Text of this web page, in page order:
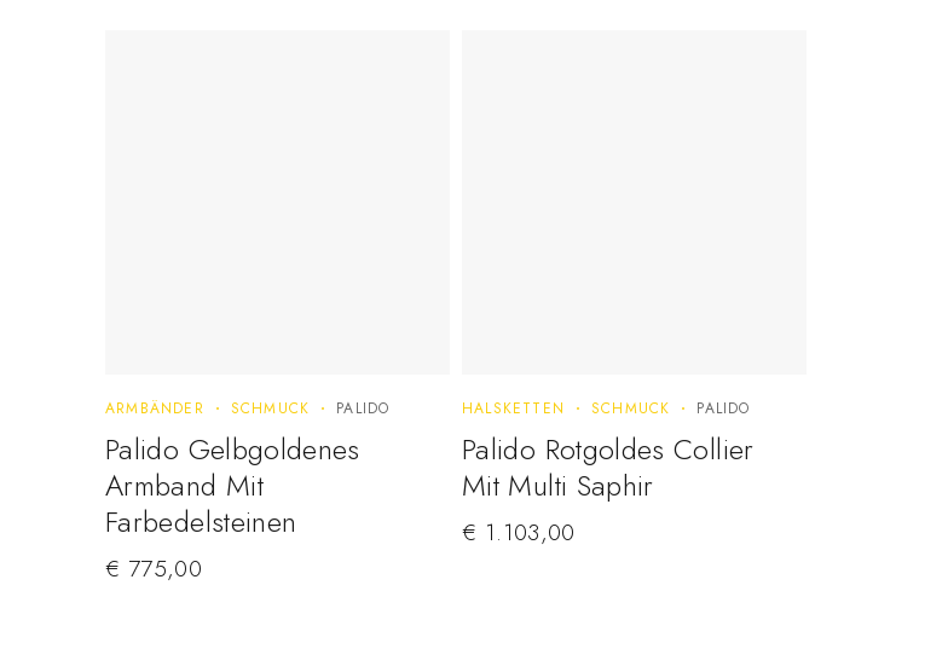
ARMBÄNDER SCHMUCK PALIDO
Palido Gelbgoldenes
Armband Mit
Farbedelsteinen
€ 775,00
HALSKETTEN SCHMUCK PALIDO
Palido Rotgoldes Collier
Mit Multi Saphir
€ 1.103,00